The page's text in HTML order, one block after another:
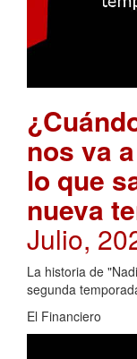
nos va
lo que
nueva
Julio,
La historia de
segunda
El Financiero